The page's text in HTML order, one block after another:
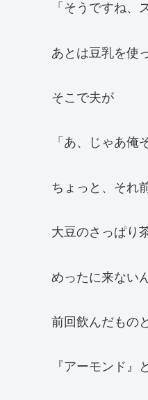
「そうですね、
あとは豆乳を使
そこで夫が
「あ、じゃあ俺
ちょっと、それ
大豆のさっぱり
めったに来ない
前回飲んだもの
『アーモンド』